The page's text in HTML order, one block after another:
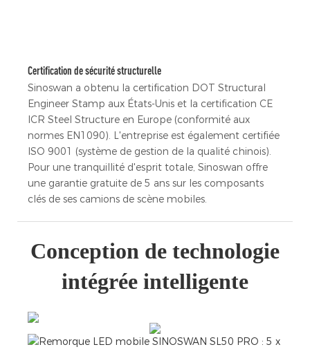
Certification de sécurité structurelle
Sinoswan a obtenu la certification DOT Structural
Engineer Stamp aux États-Unis et la certification CE
ICR Steel Structure en Europe (conformité aux
normes EN1090). L'entreprise est également certifiée
ISO 9001 (système de gestion de la qualité chinois).
Pour une tranquillité d'esprit totale, Sinoswan offre
une garantie gratuite de 5 ans sur les composants
clés de ses camions de scène mobiles.
Conception de technologie
intégrée intelligente